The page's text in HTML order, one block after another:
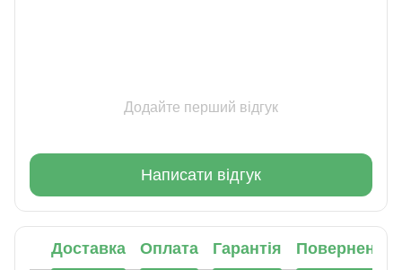
Додайте перший відгук
Написати відгук
Доставка Оплата Гарантія Повернення